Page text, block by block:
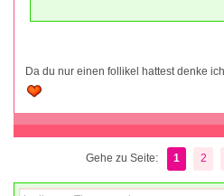
Da du nur einen follikel hattest denke
Gehe zu Seite: 1 2